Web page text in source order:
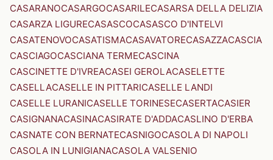
CASARANOCASARGOCASARILECASARSA DELLA DELIZIA
CASARZA LIGURECASASCOCASASCO D'INTELVI
CASATENOVOCASATISMACASAVATORECASAZZACASCIA
CASCIAGOCASCIANA TERMECASCINA
CASCINETTE D'IVREACASEI GEROLACASELETTE
CASELLACASELLE IN PITTARICASELLE LANDI
CASELLE LURANICASELLE TORINESECASERTACASIER
CASIGNANACASINACASIRATE D'ADDACASLINO D'ERBA
CASNATE CON BERNATECASNIGOCASOLA DI NAPOLI
CASOLA IN LUNIGIANACASOLA VALSENIO